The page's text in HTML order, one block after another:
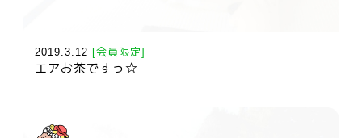
2019.3.12 [会員限定]
エアお茶ですっ☆